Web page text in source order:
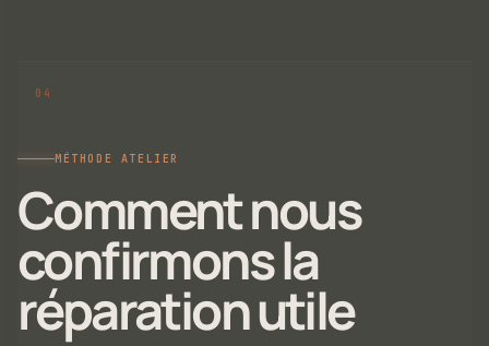
MÉTHODE ATELIER
Comment nous
confirmons la
réparation utile